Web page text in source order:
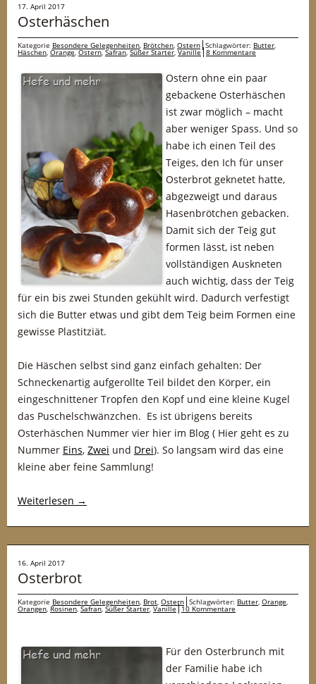
17. April 2017
Osterhäschen
Kategorie Besondere Gelegenheiten, Brötchen, Ostern Schlagwörter: Butter,
Häschen, Orange,Ostern,Safran,Süßer Starter,Vanille 8 Kommentare
Ostern ohne ein paar
gebackene Osterhäschen
ist zwar möglich – macht
aber weniger Spass. Und so
habe ich einen Teil des
Teiges, den Ich für unser
Osterbrot geknetet hatte,
abgezweigt und daraus
Hasenbrötchen gebacken.
Damit sich der Teig gut
formen lässt, ist neben
vollständigen Auskneten
auch wichtig, dass der Teig
für ein bis zwei Stunden gekühlt wird. Dadurch verfestigt
sich die Butter etwas und gibt dem Teig beim Formen eine
gewisse Plastitziät.
Die Häschen selbst sind ganz einfach gehalten: Der
Schneckenartig aufgerollte Teil bildet den Körper, ein
eingeschnittener Tropfen den Kopf und eine kleine Kugel
das Puschelschwänzchen. Es ist übrigens bereits
Osterhäschen Nummer vier hier im Blog ( Hier geht es zu
Nummer Eins, Zwei und Drei). So langsam wird das eine
kleine aber feine Sammlung!
Weiterlesen →
16. April 2017
Osterbrot
Kategorie Besondere Gelegenheiten, Brot, Ostern Schlagwörter: Butter, Orange,
Orangen, Rosinen,Safran,Süßer Starter,Vanille 10 Kommentare
Für den Osterbrunch mit
der Familie habe ich